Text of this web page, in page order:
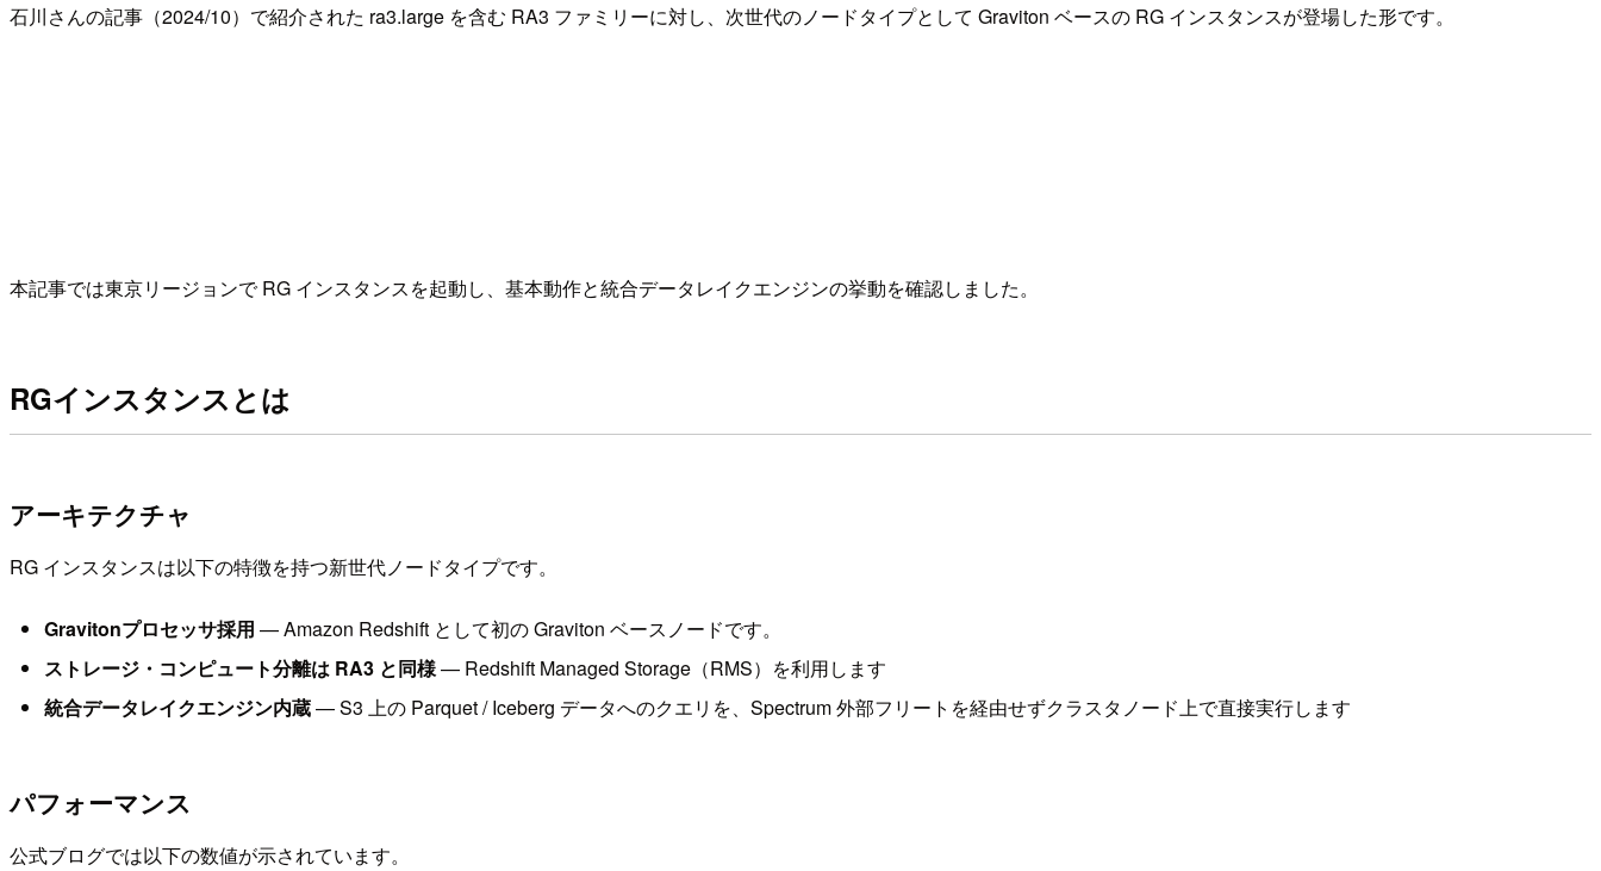
石川さんの記事（2024/10）で紹介された ra3.large を含む RA3 ファミリーに対し、次世代のノードタイプとして Graviton ベースの RG インスタンスが登場した形です。
本記事では東京リージョンで RG インスタンスを起動し、基本動作と統合データレイクエンジンの挙動を確認しました。
RGインスタンスとは
アーキテクチャ
RG インスタンスは以下の特徴を持つ新世代ノードタイプです。
Gravitonプロセッサ採用 — Amazon Redshift として初の Graviton ベースノードです。
ストレージ・コンピュート分離は RA3 と同様— Redshift Managed Storage（RMS）を利用します
統合データレイクエンジン内蔵— S3 上の Parquet / Iceberg データへのクエリを、Spectrum 外部フリートを経由せずクラスタノード上で直接実行します
パフォーマンス
公式ブログでは以下の数値が示されています。